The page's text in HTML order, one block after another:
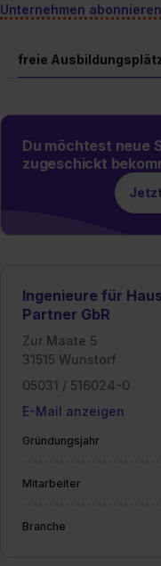
Unternehmen abonnieren
freie
Du möchtest neue
zugeschickt
Ingenieure für
Partner GbR
Zur Maate 5
31515 Wunstorf
05031 / 516024-0
E-Mail anzeigen
Gründungsjahr
Mitarbeiter
Branche